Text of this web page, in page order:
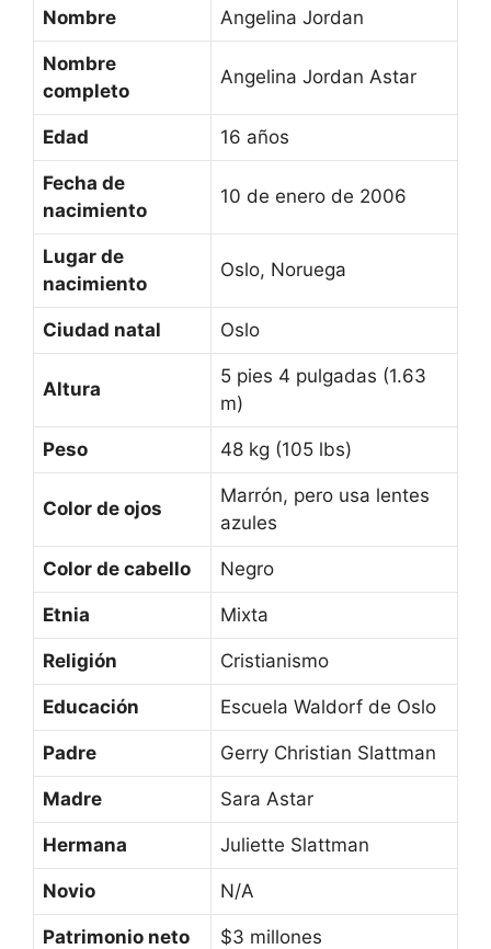
Nombre Angelina Jordan
Nombre
completo
Angelina Jordan Astar
Edad 16 años
Fecha de
nacimiento
10 de enero de 2006
Lugar de
nacimiento
Oslo, Noruega
Ciudad natal Oslo
Altura
5 pies 4 pulgadas (1.63
m)
Peso 48 kg (105 lbs)
Color de ojos
Marrón, pero usa lentes
azules
Color de cabello Negro
Etnia Mixta
Religión Cristianismo
Educación Escuela Waldorf de Oslo
Padre Gerry Christian Slattman
Madre Sara Astar
Hermana Juliette Slattman
Novio N/A
Patrimonio neto $3 millones